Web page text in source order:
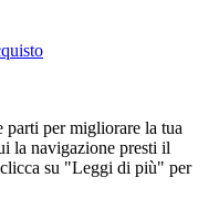
per migliorare la tua
la navigazione presti il
su "Leggi di più" per